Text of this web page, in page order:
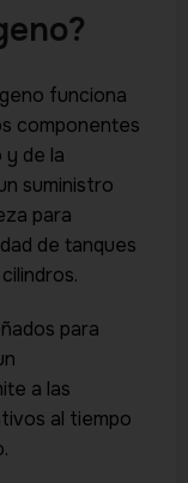
funciona
componentes
y de la
suministro
para
de tanques
para
a las
al tiempo